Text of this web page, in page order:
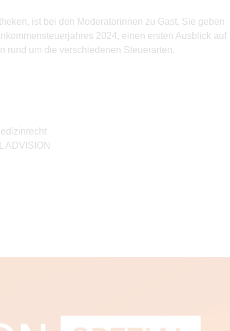
ist bei den Moderatorinnen zu Gast. Sie geben
2024, einen ersten Ausblick auf
rund um die verschiedenen Steuerarten.
ADVISION